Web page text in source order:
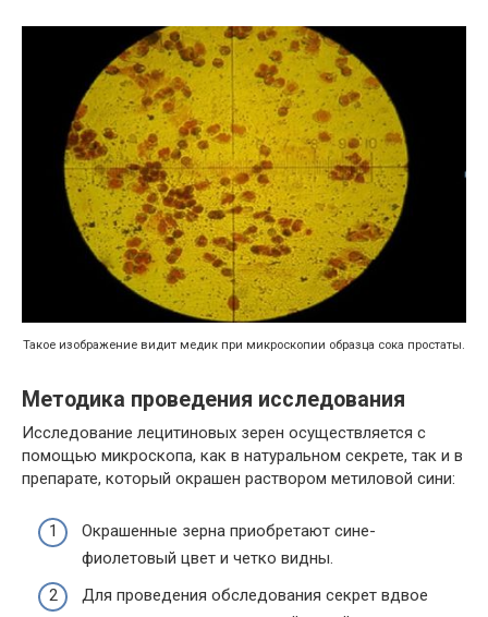
Такое изображение видит медик при микроскопии образца сока простаты.
Методика проведения исследования
Исследование лецитиновых зерен осуществляется с
помощью микроскопа, как в натуральном секрете, так и в
препарате, который окрашен раствором метиловой сини:
Окрашенные зерна приобретают сине-
фиолетовый цвет и четко видны.
Для проведения обследования секрет вдвое